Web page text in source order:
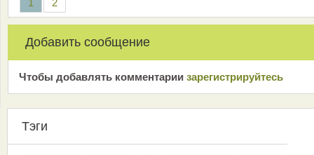
1 2
Добавить сообщение
Чтобы добавлять комментарии зарeгиcтрирyйтeсь
Тэги